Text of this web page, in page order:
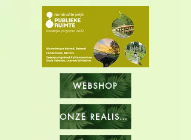
WEBSHOP
ONZE REALISATIES